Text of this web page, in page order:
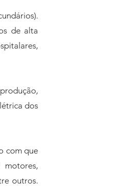
de alta
dos
com que
motores,
outros.